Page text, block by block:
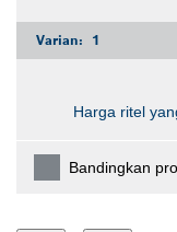
Varian: 1
Harga ritel
Bandingkan